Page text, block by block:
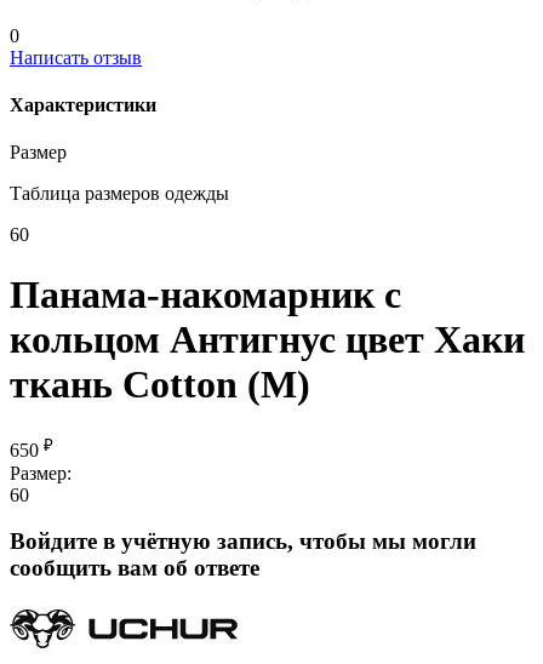
0
Написать отзыв
Характеристики
Размер
Таблица размеров одежды
60
Панама-накомарник с
кольцом Антигнус цвет Хаки
ткань Cotton (М)
650 ₽
Размер:
60
Войдите в учётную запись, чтобы мы могли
сообщить вам об ответе